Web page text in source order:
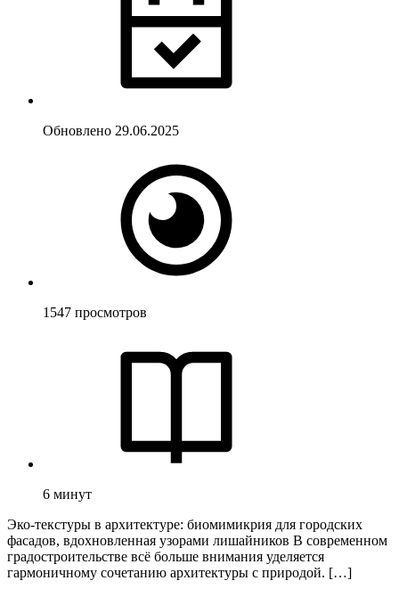
Обновлено 29.06.2025
1547 просмотров
6 минут
Эко-текстуры в архитектуре: биомимикрия для городских
фасадов, вдохновленная узорами лишайников В современном
градостроительстве всё больше внимания уделяется
гармоничному сочетанию архитектуры с природой. […]